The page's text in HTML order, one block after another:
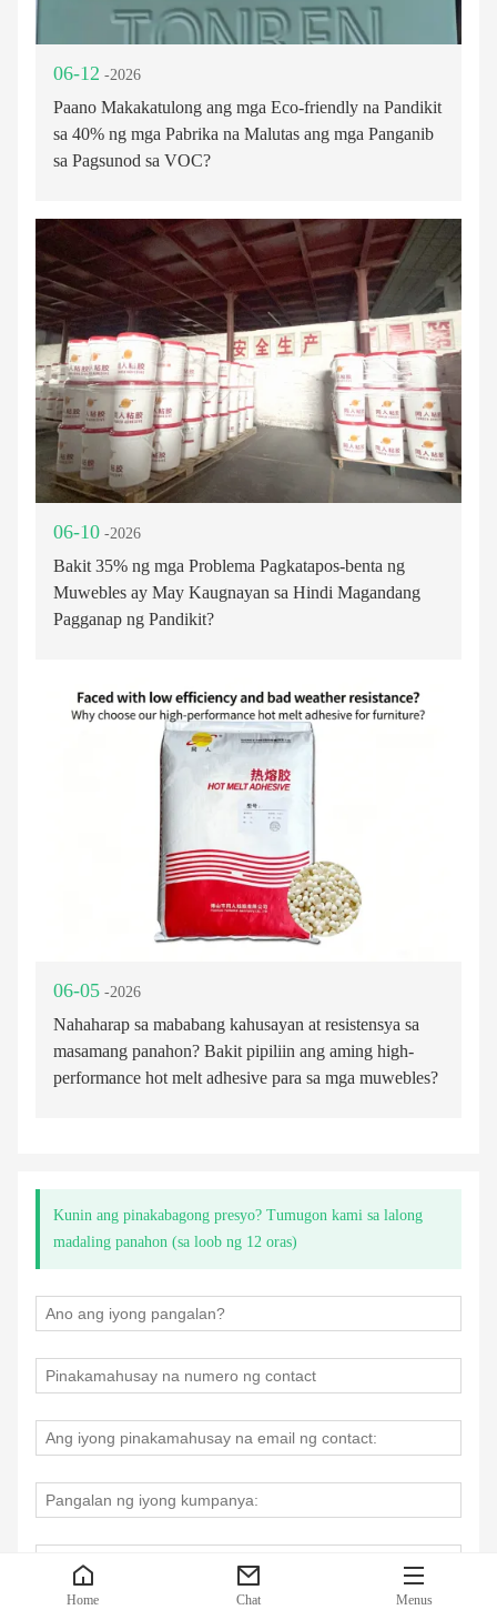
06-12 -2026
Paano Makakatulong ang mga Eco-friendly na Pandikit
sa 40% ng mga Pabrika na Malutas ang mga Panganib
sa Pagsunod sa VOC?
06-10 -2026
Bakit 35% ng mga Problema Pagkatapos-benta ng
Muwebles ay May Kaugnayan sa Hindi Magandang
Pagganap ng Pandikit?
06-05 -2026
Nahaharap sa mababang kahusayan at resistensya sa
masamang panahon? Bakit pipiliin ang aming high-
performance hot melt adhesive para sa mga muwebles?
Kunin ang pinakabagong presyo? Tumugon kami sa lalong
madaling panahon (sa loob ng 12 oras)
Home Chat Menus